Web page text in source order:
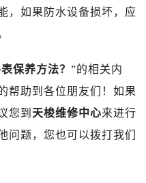
，如果防水设备损坏，应
保养方法？ ”的相关内
帮助到各位朋友们！如果
您到 天梭维修中心来进行
问题，您也可以拨打我们